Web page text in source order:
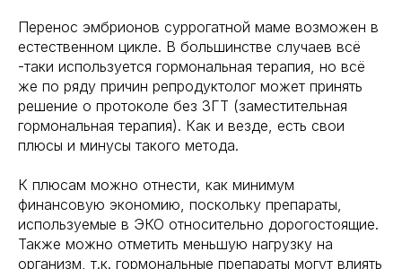
Перенос эмбрионов суррогатной маме возможен в
естественном цикле. В большинстве случаев всё
-таки используется гормональная терапия, но всё
же по ряду причин репродуктолог может принять
решение о протоколе без ЗГТ (заместительная
гормональная терапия). Как и везде, есть свои
плюсы и минусы такого метода.
К плюсам можно отнести, как минимум
финансовую экономию, поскольку препараты,
используемые в ЭКО относительно дорогостоящие.
Также можно отметить меньшую нагрузку на
организм, т.к. гормональные препараты могут влиять